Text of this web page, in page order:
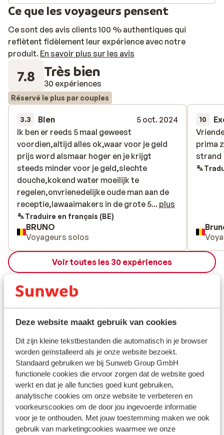
Deze website maakt gebruik van cookies
Dit zijn kleine tekstbestanden die automatisch in je browser
worden geïnstalleerd als je onze website bezoekt.
Standaard gebruiken we bij Sunweb Group GmbH
functionele cookies die ervoor zorgen dat de website goed
werkt en dat je alle functies goed kunt gebruiken,
analytische cookies om onze website te verbeteren en
voorkeurscookies om de door jou ingevoerde informatie
voor je te onthouden. Met jouw toestemming maken we ook
gebruik van marketingcookies waarmee we onze
Ce que les voyageurs pensent
Ce sont des avis clients 100 % authentiques qui
reflètent fidèlement leur expérience avec notre
produit. En savoir plus sur les avis
7.8 Très bien
30 expériences
Réservé le plus par couples
3.3 Bien
5 oct. 2024
Ik ben er reeds 5 maal geweest
voordien,altijd alles ok,waar voor je geld
prijs word alsmaar hoger en je krijgt
steeds minder voor je geld,slechte
douche,kokend water moeilijk te
regelen,onvrienedelijke oude man aan de
receptie,lawaaimakers in de grote 5
personen bungalow achter me,nr270 tot
laat in de nacht lawaai, bungalow werd
slechts 5 maal gepoetst in de 11 dagen dat
ik er was, kluis gehuurd,elke keer de
technieker moeten vragen om de kluis
open te maken toen ik iets nodig had ,niet
meer voor herhaling vatbaar ,is goedkoop
maar je krijgt geen value meer voor je
geld,ik heb 1032 euro betaald voor 10
nachten in logies only dus,never again twee
handdoeken om de 5 dagen,ik heb nog
nooit zoveel betaald voor dit resort en heb
zeer weinig gekregen voor mn geld ze
houden ook geen rekening met de
voorkeur bij boeking bij aanduiding ligging
bungalow in het park dus nogmaals,never
again
Ik ben er reeds 5 maal geweest
voordien,altijd alles ok,waar voor je geld
prijs word alsmaar hoger en je krijgt
steeds minder voor je geld,slechte
douche,kokend water moeilijk te
regelen,onvrienedelijke oude man aan de
receptie,lawaaimakers in de grote 5... plus
Traduire en français (BE)
BRUNO
Voyageurs solos
10
prima
strand
prima
strand
Voir toutes les 30 expériences
Afficher sur la carte
À proximité
Distance de la plage environ 2 kilomètres (plage de
sable)
Dans le centre